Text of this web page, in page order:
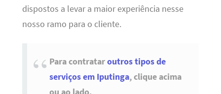
dispostos a levar a maior experiência nesse
nosso ramo para o cliente.
Para contrataroutros tipos de
serviços em Iputinga, clique acima